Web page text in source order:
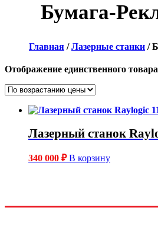
Бумага-
Главная /Лазерные станки /
Отображение единственного товара
Лазерный станок
340 000 ₽ В корзину